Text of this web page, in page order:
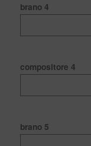
brano 4
compositore 4
brano 5